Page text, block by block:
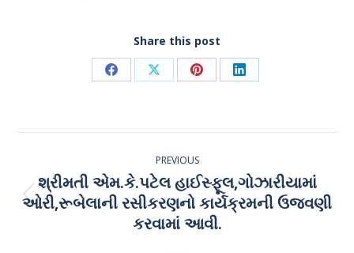
Share this post
Share
Facebook
Share
X
Share
Pinterest
Share
LinkedIn
navigation
PREVIOUS
Previous
post:
શ્રીમતી એમ.કે.પટેલ હાઈસ્ફૂલ,ગોઝારીયામાં
ઓરી,રૂબેલાની રસીકરણનો કાર્યક્રમની ઉજવણી
કરવામાં આવી.